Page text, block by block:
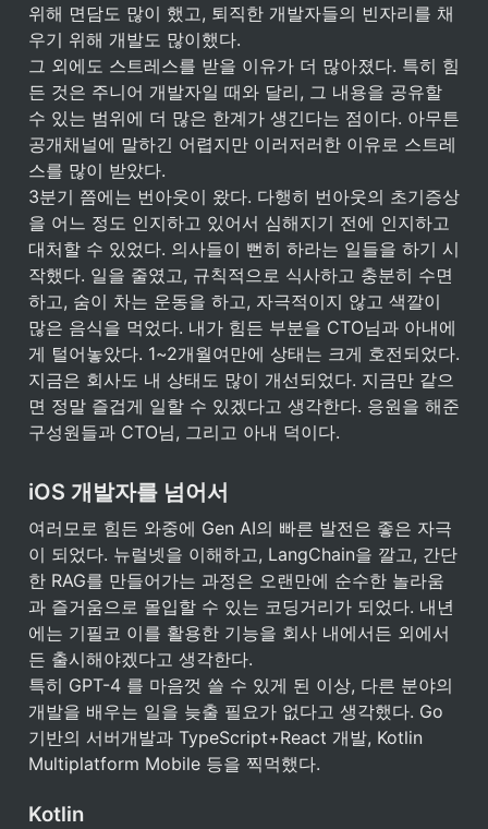
위해 면담도 많이 했고, 퇴직한 개발자들의 빈자리를 채
우기 위해 개발도 많이했다.
그 외에도 스트레스를 받을 이유가 더 많아졌다. 특히 힘
든 것은 주니어 개발자일 때와 달리, 그 내용을 공유할
수 있는 범위에 더 많은 한계가 생긴다는 점이다. 아무튼
공개채널에 말하긴 어렵지만 이러저러한 이유로 스트레
스를 많이 받았다.
3분기 쯤에는 번아웃이 왔다. 다행히 번아웃의 초기증상
을 어느 정도 인지하고 있어서 심해지기 전에 인지하고
대처할 수 있었다. 의사들이 뻔히 하라는 일들을 하기 시
작했다. 일을 줄였고, 규칙적으로 식사하고 충분히 수면
하고, 숨이 차는 운동을 하고, 자극적이지 않고 색깔이
많은 음식을 먹었다. 내가 힘든 부분을 CTO님과 아내에
게 털어놓았다. 1~2개월여만에 상태는 크게 호전되었다.
지금은 회사도 내 상태도 많이 개선되었다. 지금만 같으
면 정말 즐겁게 일할 수 있겠다고 생각한다. 응원을 해준
구성원들과 CTO님, 그리고 아내 덕이다.
iOS 개발자를 넘어서
여러모로 힘든 와중에 Gen AI의 빠른 발전은 좋은 자극
이 되었다. 뉴럴넷을 이해하고, LangChain을 깔고, 간단
한 RAG를 만들어가는 과정은 오랜만에 순수한 놀라움
과 즐거움으로 몰입할 수 있는 코딩거리가 되었다. 내년
에는 기필코 이를 활용한 기능을 회사 내에서든 외에서
든 출시해야겠다고 생각한다.
특히 GPT-4 를 마음껏 쓸 수 있게 된 이상, 다른 분야의
개발을 배우는 일을 늦출 필요가 없다고 생각했다. Go
기반의 서버개발과 TypeScript+React 개발, Kotlin
Multiplatform Mobile 등을 찍먹했다.
Kotlin